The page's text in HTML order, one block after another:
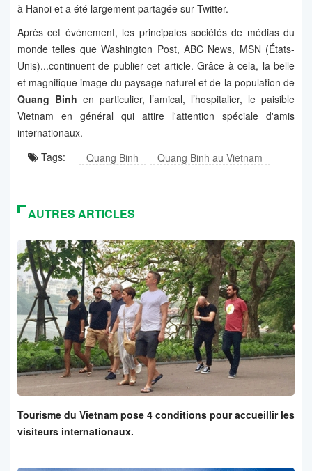
à Hanoi et a été largement partagée sur Twitter.
Après cet événement, les principales sociétés de médias du
monde telles que Washington Post, ABC News, MSN (États-
Unis)...continuent de publier cet article. Grâce à cela, la belle
et magnifique image du paysage naturel et de la population de
Quang Binh en particulier, l’amical, l’hospitalier, le paisible
Vietnam en général qui attire l'attention spéciale d'amis
internationaux.
Tags:
Quang Binh Quang Binh au Vietnam
AUTRES ARTICLES
Tourisme du Vietnam pose 4 conditions pour accueillir les
visiteurs internationaux.